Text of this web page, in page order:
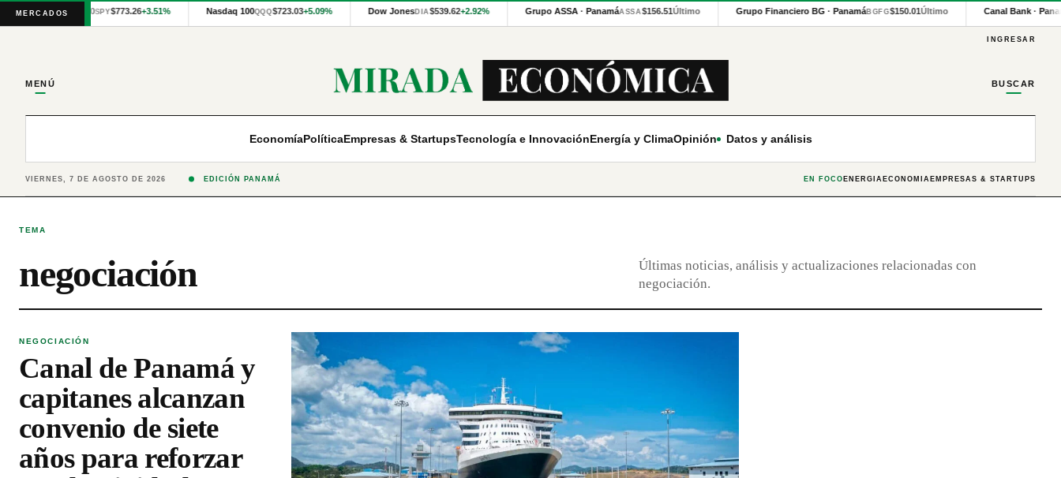
MERCADOSS&P 500SPY$773.26+3.51% Nasdaq 100QQQ$723.03+5.09% Dow JonesDIA$539.62+2.92% Grupo ASSA · PanamáASSA$156.51Último Grupo Financiero BG · PanamáBGFG$150.01Último Canal Bank ·
Cotizaciones
Modeling
Latinex
INGRESAR
MENÚ BUSCAR
EconomíaPolíticaEmpresas & StartupsTecnología e InnovaciónEnergía y ClimaOpinión Datos y análisis
VIERNES, 7 DE AGOSTO DE 2026 EDICIÓN PANAMÁ EN FOCO ENERGÍA ECONOMÍA EMPRESAS & STARTUPS
TEMA
negociación
Últimas noticias, análisis y actualizaciones relacionadas con
negociación.
NEGOCIACIÓN
Canal de Panamá y
capitanes alcanzan
convenio de siete
años para reforzar